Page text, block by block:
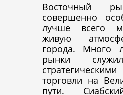
Восточный
совершенно
лучше всего
живую
города. Много
рынки
торговли на
пути.